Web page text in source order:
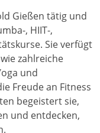
Gießen tätig und
, HIIT-,
Sie verfügt
zahlreiche
und
Freude an Fitness
begeistert sie,
und entdecken,